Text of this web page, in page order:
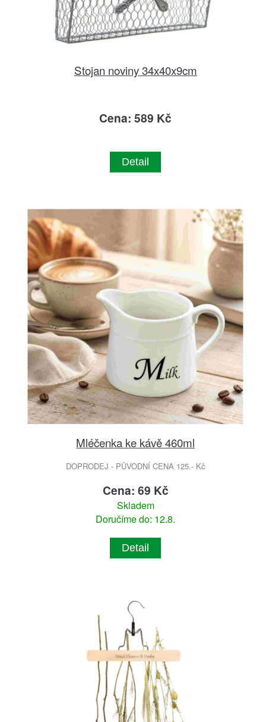
Stojan noviny 34x40x9cm
Cena: 589 Kč
Detail
Mléčenka ke kávě 460ml
DOPRODEJ - PŮVODNÍ CENA 125.- Kč
Cena: 69 Kč
Skladem
Doručíme do: 12.8.
Detail